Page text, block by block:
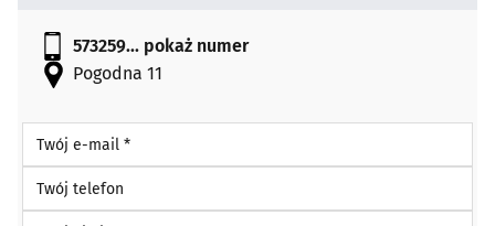
573259... pokaż numer
Pogodna 11